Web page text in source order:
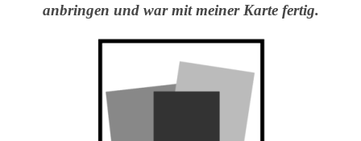
anbringen und war mit meiner Karte fertig.